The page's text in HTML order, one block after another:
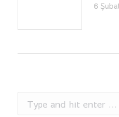
6
Search: